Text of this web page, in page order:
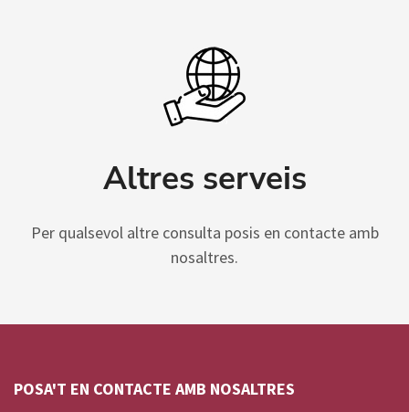
Altres serveis
Per qualsevol altre consulta posis en contacte amb
nosaltres.
POSA'T EN CONTACTE AMB NOSALTRES